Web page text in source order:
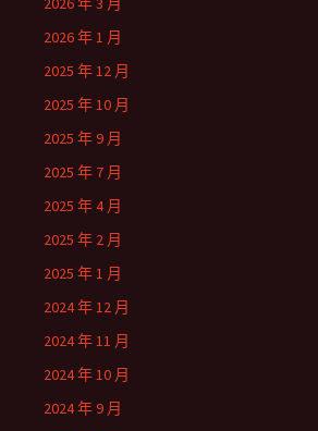
2026 年 1 月
2025 年 12 月
2025 年 10 月
2025 年 9 月
2025 年 7 月
2025 年 4 月
2025 年 2 月
2025 年 1 月
2024 年 12 月
2024 年 11 月
2024 年 10 月
2024 年 9 月